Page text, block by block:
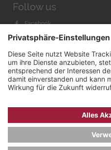
Follow us
Facebook
Instagram
Youtube
Bachmann &
DATENSCHUTZ